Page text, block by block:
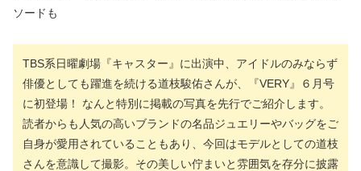
ソードも
TBS系日曜劇場『キャスター』に出演中、アイドルのみならず
俳優としても躍進を続ける道枝駿佑さんが、『VERY』６月号
に初登場！ なんと特別に掲載の写真を先行でご紹介します。
読者からも人気の高いブランドの名品ジュエリーやバッグをご
自身が愛用されていることもあり、今回はモデルとしての道枝
さんを意識して撮影。その美しい佇まいと雰囲気を存分に披露